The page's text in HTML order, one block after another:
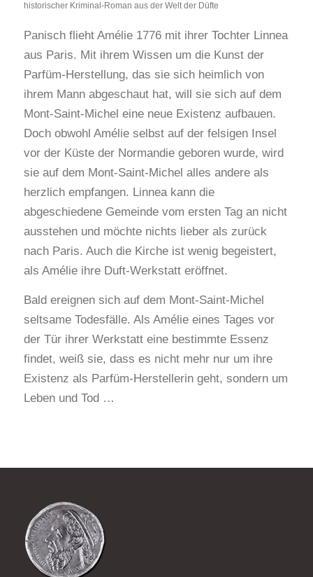
historischer Kriminal-Roman aus der Welt der Düfte
Panisch flieht Amélie 1776 mit ihrer Tochter Linnea
aus Paris. Mit ihrem Wissen um die Kunst der
Parfüm-Herstellung, das sie sich heimlich von
ihrem Mann abgeschaut hat, will sie sich auf dem
Mont-Saint-Michel eine neue Existenz aufbauen.
Doch obwohl Amélie selbst auf der felsigen Insel
vor der Küste der Normandie geboren wurde, wird
sie auf dem Mont-Saint-Michel alles andere als
herzlich empfangen. Linnea kann die
abgeschiedene Gemeinde vom ersten Tag an nicht
ausstehen und möchte nichts lieber als zurück
nach Paris. Auch die Kirche ist wenig begeistert,
als Amélie ihre Duft-Werkstatt eröffnet.
Bald ereignen sich auf dem Mont-Saint-Michel
seltsame Todesfälle. Als Amélie eines Tages vor
der Tür ihrer Werkstatt eine bestimmte Essenz
findet, weiß sie, dass es nicht mehr nur um ihre
Existenz als Parfüm-Herstellerin geht, sondern um
Leben und Tod …